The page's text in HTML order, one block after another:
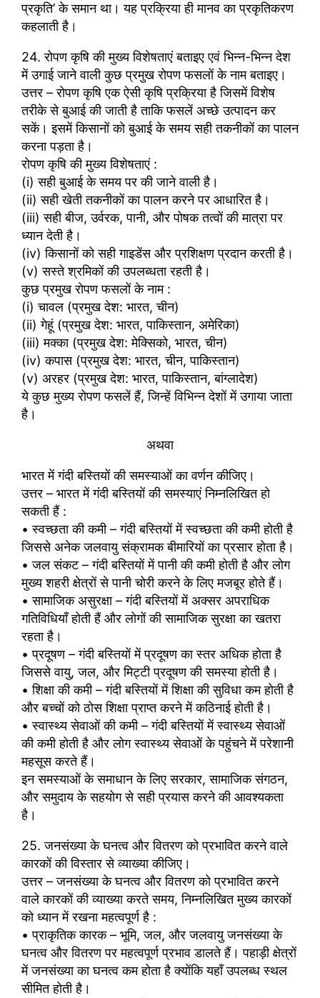
प्रकृति’ के समान था। यह प्रक्रिया ही मानव का प्रकृतिकरण
कहलाती है।
24. रोपण कृषि की मुख्य विशेषताएं बताइए एवं भिन्न-भिन्न देश
में उगाई जाने वाली कुछ प्रमुख रोपण फसलों के नाम बताइए।
उत्तर – रोपण कृषि एक ऐसी कृषि प्रक्रिया है जिसमें विशेष
तरीके से बुआई की जाती है ताकि फसलें अच्छे उत्पादन कर
सकें। इसमें किसानों को बुआई के समय सही तकनीकों का पालन
करना पड़ता है।
रोपण कृषि की मुख्य विशेषताएं :
(i) सही बुआई के समय पर की जाने वाली है।
(ii) सही खेती तकनीकों का पालन करने पर आधारित है।
(iii) सही बीज, उर्वरक, पानी, और पोषक तत्वों की मात्रा पर
ध्यान देती है।
(iv) किसानों को सही गाइडेंस और प्रशिक्षण प्रदान करती है।
(v) सस्ते श्रमिकों की उपलब्धता रहती है।
कुछ प्रमुख रोपण फसलों के नाम :
(i) चावल (प्रमुख देश: भारत, चीन)
(ii) गेहूं (प्रमुख देश: भारत, पाकिस्तान, अमेरिका)
(iii) मक्का (प्रमुख देश: मेक्सिको, भारत, चीन)
(iv) कपास (प्रमुख देश: भारत, चीन, पाकिस्तान)
(v) अरहर (प्रमुख देश: भारत, पाकिस्तान, बांग्लादेश)
ये कुछ मुख्य रोपण फसलें हैं, जिन्हें विभिन्न देशों में उगाया जाता
है।
अथवा
भारत में गंदी बस्तियों की समस्याओं का वर्णन कीजिए।
उत्तर – भारत में गंदी बस्तियों की समस्याएं निम्नलिखित हो
सकती हैं :
• स्वच्छता की कमी – गंदी बस्तियों में स्वच्छता की कमी होती है
जिससे अनेक जलवायु संक्रामक बीमारियों का प्रसार होता है।
• जल संकट – गंदी बस्तियों में पानी की कमी होती है और लोग
मुख्य शहरी क्षेत्रों से पानी चोरी करने के लिए मजबूर होते हैं।
• सामाजिक असुरक्षा – गंदी बस्तियों में अक्सर अपराधिक
गतिविधियाँ होती हैं और लोगों की सामाजिक सुरक्षा का खतरा
रहता है।
• प्रदूषण – गंदी बस्तियों में प्रदूषण का स्तर अधिक होता है
जिससे वायु, जल, और मिट्टी प्रदूषण की समस्या होती है।
• शिक्षा की कमी – गंदी बस्तियों में शिक्षा की सुविधा कम होती है
और बच्चों को ठोस शिक्षा प्राप्त करने में कठिनाई होती है।
• स्वास्थ्य सेवाओं की कमी – गंदी बस्तियों में स्वास्थ्य सेवाओं
की कमी होती है और लोग स्वास्थ्य सेवाओं के पहुंचने में परेशानी
महसूस करते हैं।
इन समस्याओं के समाधान के लिए सरकार, सामाजिक संगठन,
और समुदाय के सहयोग से सही प्रयास करने की आवश्यकता
है।
25. जनसंख्या के घनत्व और वितरण को प्रभावित करने वाले
कारकों की विस्तार से व्याख्या कीजिए।
उत्तर – जनसंख्या के घनत्व और वितरण को प्रभावित करने
वाले कारकों की व्याख्या करते समय, निम्नलिखित मुख्य कारकों
को ध्यान में रखना महत्वपूर्ण है :
• प्राकृतिक कारक – भूमि, जल, और जलवायु जनसंख्या के
घनत्व और वितरण पर महत्वपूर्ण प्रभाव डालते हैं। पहाड़ी क्षेत्रों
में जनसंख्या का घनत्व कम होता है क्योंकि यहाँ उपलब्ध स्थल
सीमित होती है।